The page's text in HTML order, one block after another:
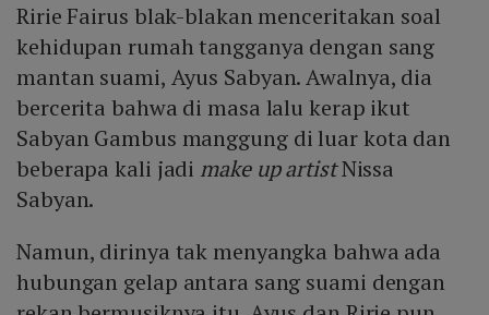
Ririe Fairus blak-blakan menceritakan soal
kehidupan rumah tangganya dengan sang
mantan suami, Ayus Sabyan. Awalnya, dia
bercerita bahwa di masa lalu kerap ikut
Sabyan Gambus manggung di luar kota dan
beberapa kali jadi make up artistNissa
Sabyan.
Namun, dirinya tak menyangka bahwa ada
hubungan gelap antara sang suami dengan